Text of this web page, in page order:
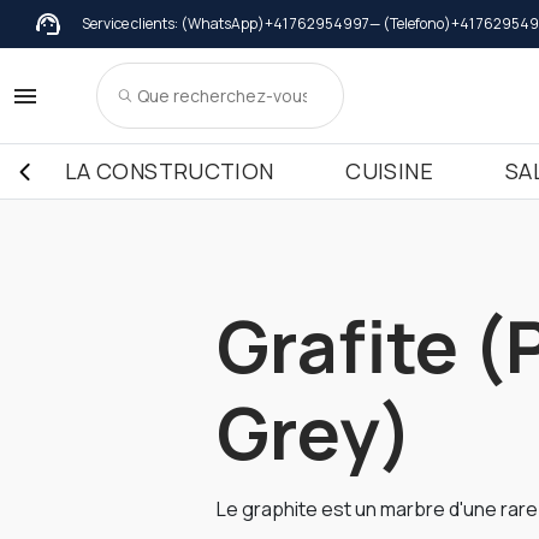
Service clients: (WhatsApp)+41 762954997— (Telefono)+41
LA CONSTRUCTION CUISINE
Grafite
Grey)
Le graphite est un marbre d'une
Chaperon de mur
Couvertures in Marbre
Couvertures in Granit
Couvertures in Terrazzo Italiano
Sills
Sills
Sills
Meuble de
Meuble de cuisine dessus in
Meuble de cuisine dessus in
Meuble de cuisine dessus in
Adhésifs
Marbre